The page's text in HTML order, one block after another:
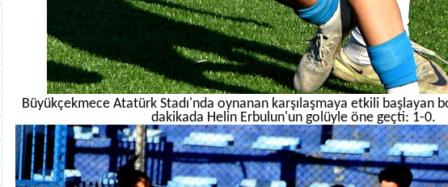
Büyükçekmece Atatürk Stadı'nda oynanan karşılaşmaya etkili başlayan
dakikada Helin Erbulun'un golüyle öne geçti: 1-0.